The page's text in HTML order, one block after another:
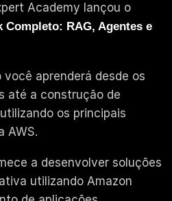
Academy lançou o
Completo: RAG, Agentes e
aprenderá desde os
até a construção de
os principais
AWS.
a desenvolver soluções
utilizando Amazon